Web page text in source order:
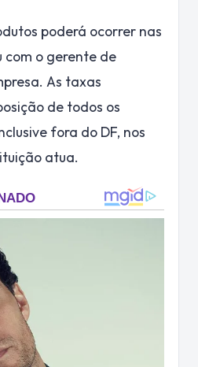
poderá ocorrer nas
com o gerente de
As taxas
de todos os
fora do DF, nos
atua.